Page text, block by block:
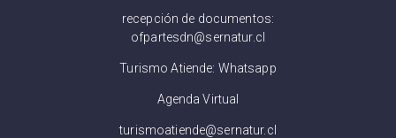
recepción de documentos:
ofpartesdn@sernatur.cl
Turismo Atiende: Whatsapp
Agenda Virtual
turismoatiende@sernatur.cl